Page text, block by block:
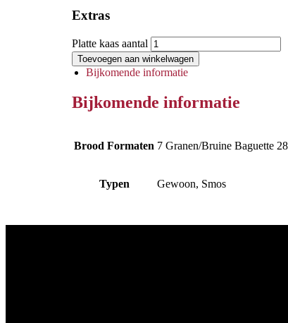
Extras
Platte kaas aantal
Toevoegen aan winkelwagen
Bijkomende informatie
Bijkomende informatie
Brood Formaten 7 Granen/Bruine Baguette
Typen Gewoon, Smos